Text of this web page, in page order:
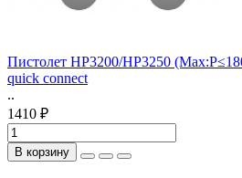
Пистолет HP3200/HP3250
quick connect
..
1410 ₽
В корзину